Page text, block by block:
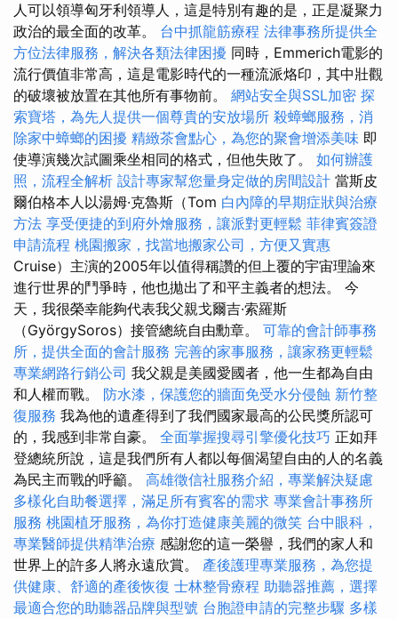
人可以領導匈牙利領導人，這是特別有趣的是，正是凝聚力
政治的最全面的改革。 台中抓龍筋療程 法律事務所提供全
方位法律服務，解決各類法律困擾 同時，Emmerich電影的
流行價值非常高，這是電影時代的一種流派烙印，其中壯觀
的破壞被放置在其他所有事物前。 網站安全與SSL加密 探
索寶塔，為先人提供一個尊貴的安放場所 殺蟑螂服務，消
除家中蟑螂的困擾 精緻茶會點心，為您的聚會增添美味 即
使導演幾次試圖乘坐相同的格式，但他失敗了。 如何辦護
照，流程全解析 設計專家幫您量身定做的房間設計 當斯皮
爾伯格本人以湯姆·克魯斯（Tom 白內障的早期症狀與治療
方法 享受便捷的到府外燴服務，讓派對更輕鬆 菲律賓簽證
申請流程 桃園搬家，找當地搬家公司，方便又實惠
Cruise）主演的2005年以值得稱讚的但上覆的宇宙理論來
進行世界的鬥爭時，他也拋出了和平主義者的想法。 今
天，我很榮幸能夠代表我父親戈爾吉·索羅斯
（GyörgySoros）接管總統自由勳章。 可靠的會計師事務
所，提供全面的會計服務 完善的家事服務，讓家務更輕鬆
專業網路行銷公司 我父親是美國愛國者，他一生都為自由
和人權而戰。 防水漆，保護您的牆面免受水分侵蝕 新竹整
復服務 我為他的遺產得到了我們國家最高的公民獎所認可
的，我感到非常自豪。 全面掌握搜尋引擎優化技巧 正如拜
登總統所說，這是我們所有人都以每個渴望自由的人的名義
為民主而戰的呼籲。 高雄徵信社服務介紹，專業解決疑慮
多樣化自助餐選擇，滿足所有賓客的需求 專業會計事務所
服務 桃園植牙服務，為你打造健康美麗的微笑 台中眼科，
專業醫師提供精準治療 感謝您的這一榮譽，我們的家人和
世界上的許多人將永遠欣賞。 產後護理專業服務，為您提
供健康、舒適的產後恢復 士林整骨療程 助聽器推薦，選擇
最適合您的助聽器品牌與型號 台胞證申請的完整步驟 多樣